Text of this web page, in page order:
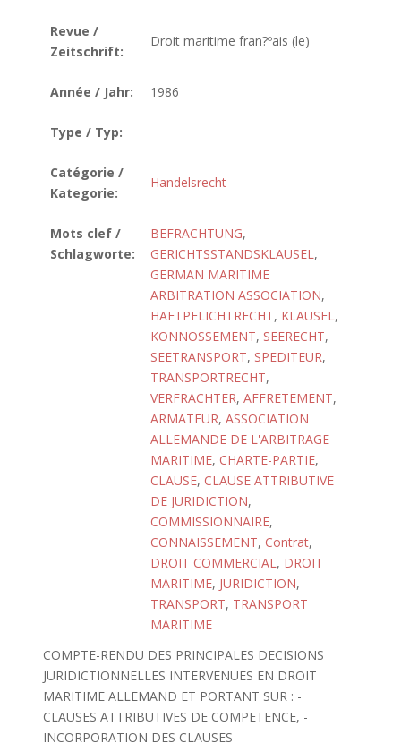
Revue /
Zeitschrift:
Droit maritime fran?ºais (le)
Année / Jahr: 1986
Type / Typ:
Catégorie /
Kategorie:
Handelsrecht
Mots clef /
Schlagworte:
BEFRACHTUNG,
GERICHTSSTANDSKLAUSEL,
GERMAN MARITIME
ARBITRATION ASSOCIATION,
HAFTPFLICHTRECHT, KLAUSEL,
KONNOSSEMENT, SEERECHT,
SEETRANSPORT, SPEDITEUR,
TRANSPORTRECHT,
VERFRACHTER, AFFRETEMENT,
ARMATEUR, ASSOCIATION
ALLEMANDE DE L'ARBITRAGE
MARITIME, CHARTE-PARTIE,
CLAUSE, CLAUSE ATTRIBUTIVE
DE JURIDICTION,
COMMISSIONNAIRE,
CONNAISSEMENT, Contrat,
DROIT COMMERCIAL, DROIT
MARITIME, JURIDICTION,
TRANSPORT, TRANSPORT
MARITIME
COMPTE-RENDU DES PRINCIPALES DECISIONS
JURIDICTIONNELLES INTERVENUES EN DROIT
MARITIME ALLEMAND ET PORTANT SUR : -
CLAUSES ATTRIBUTIVES DE COMPETENCE, -
INCORPORATION DES CLAUSES